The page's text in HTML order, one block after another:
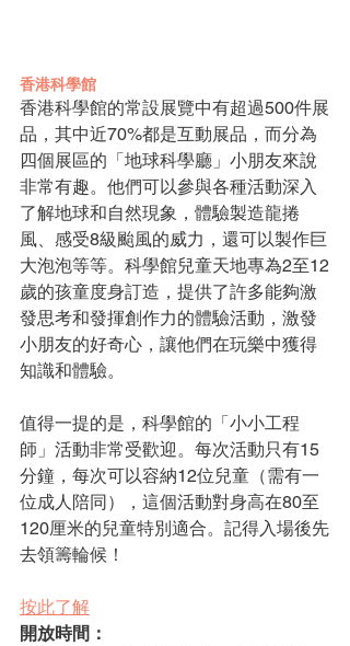
香港科學館
香港科學館的常設展覽中有超過500件展
品，其中近70%都是互動展品，而分為
四個展區的「地球科學廳」小朋友來說
非常有趣。他們可以參與各種活動深入
了解地球和自然現象，體驗製造龍捲
風、感受8級颱風的威力，還可以製作巨
大泡泡等等。科學館兒童天地專為2至12
歲的孩童度身訂造，提供了許多能夠激
發思考和發揮創作力的體驗活動，激發
小朋友的好奇心，讓他們在玩樂中獲得
知識和體驗。
值得一提的是，科學館的「小小工程
師」活動非常受歡迎。每次活動只有15
分鐘，每次可以容納12位兒童（需有一
位成人陪同），這個活動對身高在80至
120厘米的兒童特別適合。記得入場後先
去領籌輪候！
按此了解
開放時間：